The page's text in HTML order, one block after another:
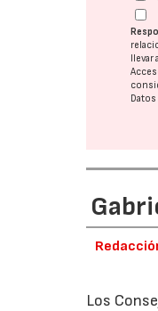
Datos
Los